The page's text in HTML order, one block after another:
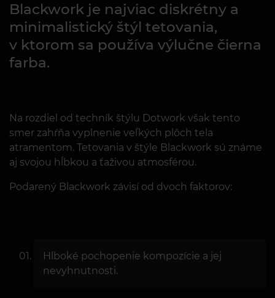
Blackwork je najviac diskrétny a
minimalistický štýl tetovania,
v ktorom sa používa výlučne čierna
farba.
Na rozdiel od techník štýlu Dotwork však tento
smer zahŕňa vyplnenie veľkých plôch tela
atramentom. Tetovania v štýle Blackwork sú známe
aj svojou hĺbkou a ťaživou atmosférou.
Podarený Blackwork závisí od dvoch faktorov:
Hlboké pochopenie kompozície a jej
nevyhnutnosti.